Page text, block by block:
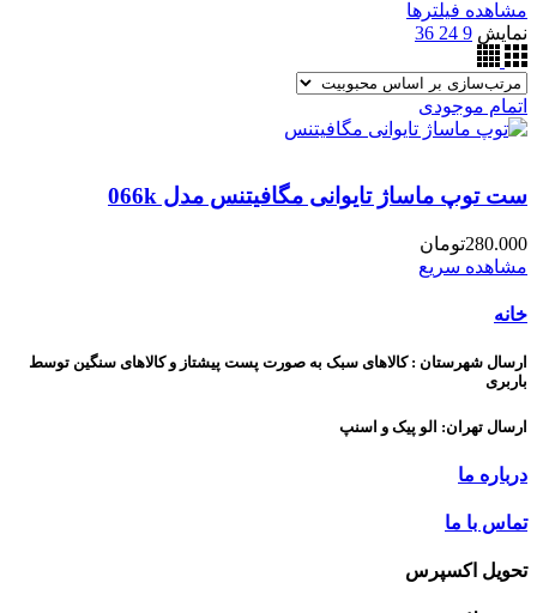
مشاهده فیلترها
نمایش 9
24
36
اتمام موجودی
ست توپ ماساژ تایوانی مگافیتنس مدل 066k
تومان280.000
مشاهده سریع
خانه
ارسال شهرستان : کالاهای سبک به صورت پست پیشتاز و کالاهای سنگین توسط
باربری
ارسال تهران: الو پیک و اسنپ
درباره ما
تماس با ما
تحویل اکسپرس